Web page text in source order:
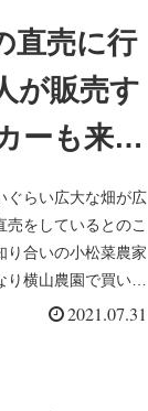
直売に行
が販売す
ーも来て
ぐらい広大な畑が広
をしているとのこ
り合いの小松菜農家
り横山農園で買い取
2021.07.31